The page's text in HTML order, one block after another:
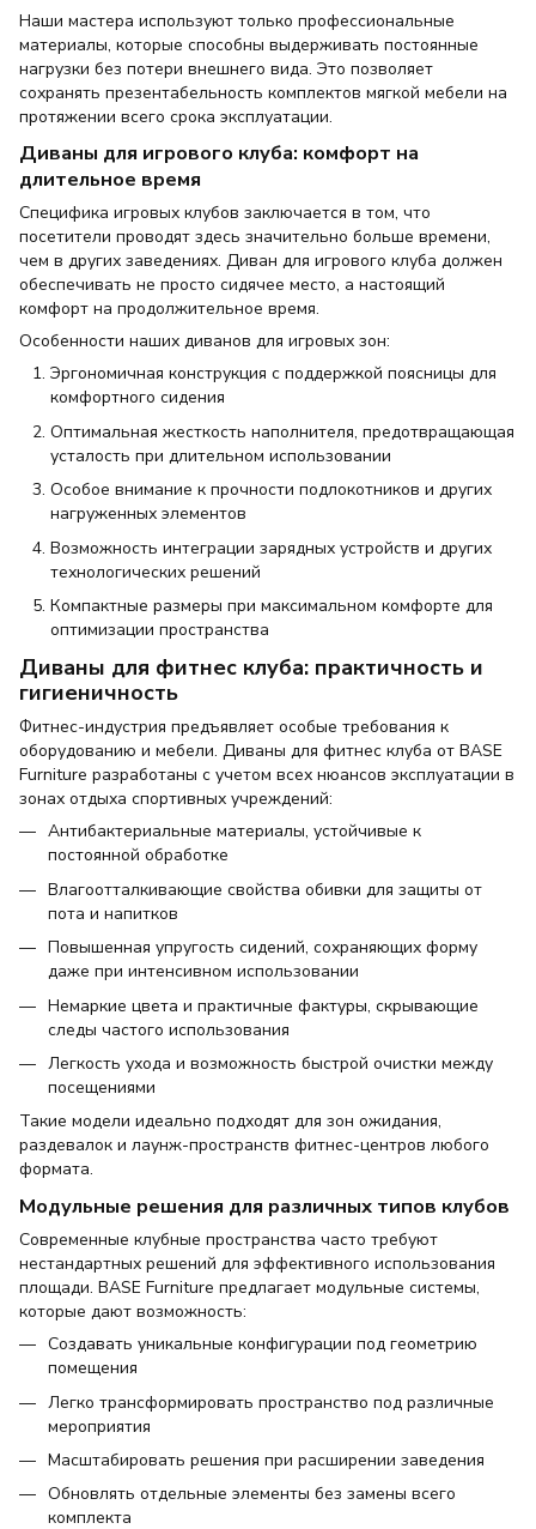
Наши мастера используют только профессиональные
материалы, которые способны выдерживать постоянные
нагрузки без потери внешнего вида. Это позволяет
сохранять презентабельность комплектов мягкой мебели на
протяжении всего срока эксплуатации.
Диваны для игрового клуба: комфорт на
длительное время
Специфика игровых клубов заключается в том, что
посетители проводят здесь значительно больше времени,
чем в других заведениях. Диван для игрового клуба должен
обеспечивать не просто сидячее место, а настоящий
комфорт на продолжительное время.
Особенности наших диванов для игровых зон:
Эргономичная конструкция с поддержкой поясницы для
комфортного сидения
Оптимальная жесткость наполнителя, предотвращающая
усталость при длительном использовании
Особое внимание к прочности подлокотников и других
нагруженных элементов
Возможность интеграции зарядных устройств и других
технологических решений
Компактные размеры при максимальном комфорте для
оптимизации пространства
Диваны для фитнес клуба: практичность и
гигиеничность
Фитнес-индустрия предъявляет особые требования к
оборудованию и мебели. Диваны для фитнес клуба от BASE
Furniture разработаны с учетом всех нюансов эксплуатации в
зонах отдыха спортивных учреждений:
Антибактериальные материалы, устойчивые к
постоянной обработке
Влагоотталкивающие свойства обивки для защиты от
пота и напитков
Повышенная упругость сидений, сохраняющих форму
даже при интенсивном использовании
Немаркие цвета и практичные фактуры, скрывающие
следы частого использования
Легкость ухода и возможность быстрой очистки между
посещениями
Такие модели идеально подходят для зон ожидания,
раздевалок и лаунж-пространств фитнес-центров любого
формата.
Модульные решения для различных типов клубов
Современные клубные пространства часто требуют
нестандартных решений для эффективного использования
площади. BASE Furniture предлагает модульные системы,
которые дают возможность:
Создавать уникальные конфигурации под геометрию
помещения
Легко трансформировать пространство под различные
мероприятия
Масштабировать решения при расширении заведения
Обновлять отдельные элементы без замены всего
комплекта